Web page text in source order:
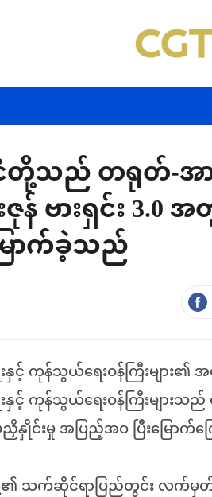
တို့သည် တရုတ်-
ားရှင်း 3.0
ောက်ခဲ့သည်
င့် ကုန်သွယ်ရေးဝန်ကြီးများ၏
းနှင့် ကုန်သွယ်ရေးဝန်ကြီးမျာ
င်းမှု အပြည့်အဝ ပြီးမြောက်က
က်ဆိုင်ရာပြည်တွင်း လက်မှတ်ရ